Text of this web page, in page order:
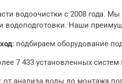
водоочистки с 2008 года.
Наши
: подбираем оборудование
7 433 установленных
: от анализа воды до монтажа